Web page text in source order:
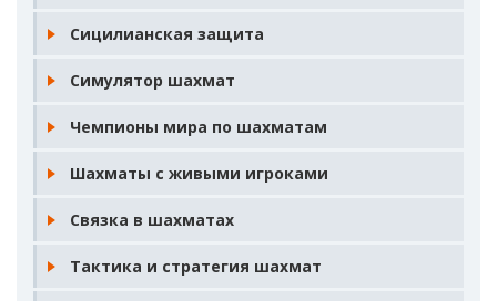
Сицилианская защита
Симулятор шахмат
Чемпионы мира по шахматам
Шахматы с живыми игроками
Связка в шахматах
Тактика и стратегия шахмат